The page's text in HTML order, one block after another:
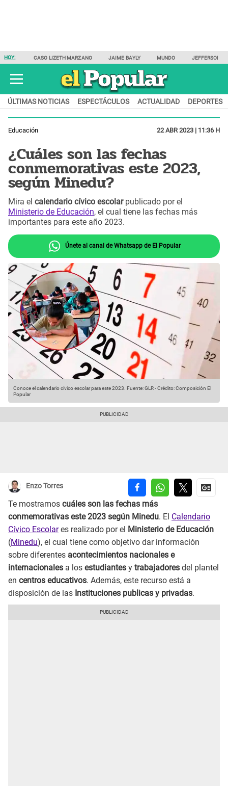
HOY: CASO LIZETH MARZANO JAIME BAYLY MUNDO JEFFERSON
ÚLTIMAS NOTICIAS ESPECTÁCULOS ACTUALIDAD DEPORTES
Educación 22 ABR 2023 | 11:36 H
¿Cuáles son las fechas
conmemorativas este 2023,
según Minedu?
Mira el calendario cívico escolarpublicado por el
Ministerio de Educación, el cual tiene las fechas más
importantes para este año 2023.
Únete al canal de Whatsapp de El Popular
Conoce el calendario cívico escolar para este 2023. Fuente: GLR-Crédito: Composición El
Popular
Enzo Torres
Te mostramos cuáles son las fechas más
conmemorativas este 2023 según Minedu. El Calendario
Cívico Escolares realizado por el Ministerio de Educación
(Minedu), el cual tiene como objetivo dar información
sobre diferentes acontecimientos nacionales e
internacionales a los estudiantes y trabajadores del plantel
en centros educativos. Además, este recurso está a
disposición de las Instituciones publicas y privadas.